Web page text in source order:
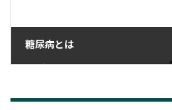
糖尿病とは
2023年8月18日